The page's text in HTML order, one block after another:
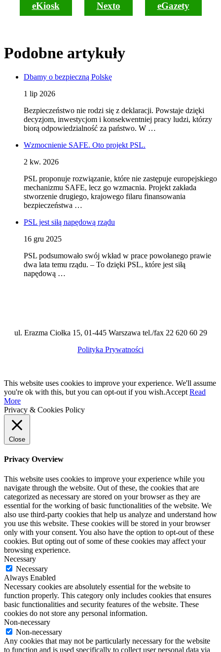
eKiosk Nexto eGazety
Podobne artykuły
Dbamy o bezpieczną Polskę
1 lip 2026
Bezpieczeństwo nie rodzi się z deklaracji. Powstaje dzięki
decyzjom, inwestycjom i konsekwentniej pracy ludzi, którzy
biorą odpowiedzialność za państwo. W …
Wzmocnienie SAFE. Oto projekt PSL.
2 kw. 2026
PSL proponuje rozwiązanie, które nie zastępuje europejskiego
mechanizmu SAFE, lecz go wzmacnia. Projekt zakłada
stworzenie drugiego, krajowego filaru finansowania
bezpieczeństwa …
PSL jest siłą napędową rządu
16 gru 2025
PSL podsumowało swój wkład w prace powołanego prawie
dwa lata temu rządu. – To dzięki PSL, które jest siłą
napędową …
ul. Erazma Ciołka 15, 01-445 Warszawa tel./fax 22 620 60 29
Polityka Prywatności
This website uses cookies to improve your experience. We'll assume
you're ok with this, but you can opt-out if you wish.Accept Read
More
Privacy & Cookies Policy
Close
Privacy Overview
This website uses cookies to improve your experience while you
navigate through the website. Out of these, the cookies that are
categorized as necessary are stored on your browser as they are
essential for the working of basic functionalities of the website. We
also use third-party cookies that help us analyze and understand how
you use this website. These cookies will be stored in your browser
only with your consent. You also have the option to opt-out of these
cookies. But opting out of some of these cookies may affect your
browsing experience.
Necessary
Necessary
Always Enabled
Necessary cookies are absolutely essential for the website to
function properly. This category only includes cookies that ensures
basic functionalities and security features of the website. These
cookies do not store any personal information.
Non-necessary
Non-necessary
Any cookies that may not be particularly necessary for the website
to function and is used specifically to collect user personal data via